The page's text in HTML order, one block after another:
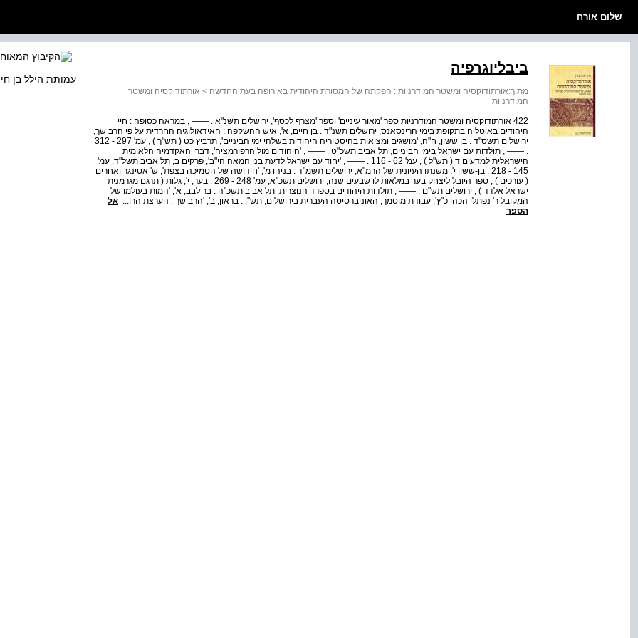
שלום אורח
ביבליוגרפיה
מתוך:אורתודוקסיה ומשטר המודרניות : הפקתה של המסורת היהודית באירופה בעת החדשה > אורתודוקסיה ומשטר
המודרניות
422 אורתודוקסיה ומשטר המודרניות ספר 'מאור עיניים' וספר 'מצרף לכסף', ירושלים תשנ"א . —— , במראה כסופה : חיי
היהודים באיטליה בתקופת בימי הרינסאנס, ירושלים תשנ"ד . בן חיים, א', איש ההשקפה : האידאולוגיה החרדית על פי הרב שך,
ירושלים תשס"ד . בן ששון, ח"ה, 'מושגים ומציאות בהיסטוריה היהודית בשלהי ימי הביניים', תרביץ כט ( תש"ך ) , עמ' 297 - 312
. —— , תולדות עם ישראל בימי הביניים, תל אביב תשכ"ט . —— , 'היהודים מול הרפורמציה', דברי האקדמיה הלאומית
הישראלית למדעים ד ( תש"ל ) , עמ' 62 - 116 . —— , 'יחוד עם ישראל לדעת בני המאה הי"ב', פרקים ב, תל אביב תשל"ד, עמ'
145 - 218 . בן-ששון י', משנתו העיונית של הרמ"א, ירושלים תשמ"ד . בניהו מ', 'חידושה של הסמיכה בצפת', ש' אטינגר ואחרים
( עורכים ) , ספר היובל ליצחק בער במלאות לו שבעים שנה, ירושלים תשכ"א, עמ' 248 - 269 . בער, י', גלות ( תרגם מגרמנית
ישראל אלדד ) , ירושלים תש"ם . —— , תולדות היהודים בספרד הנוצרית, תל אביב תשכ"ה . בר לבב, א', 'המות בעולמו של
המקובל ר' נפתלי הכהן כ"ץ', עבודת מוסמך, האוניברסיטה העברית בירושלים, תש"ן . בראון, ב', 'הרב שך : הערצת הרו... אל
הספר
עמותת הילל בן